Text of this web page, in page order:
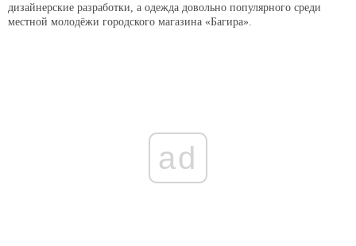
дизайнерские разработки, а одежда довольно популярного среди
местной молодёжи городского магазина «Багира».
ad